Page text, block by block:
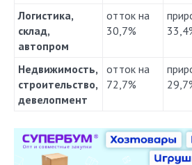
Логистика,
склад,
автопром
отток на
30,7%
Недвижимость,
строительство,
девелопмент
отток на
72,7%